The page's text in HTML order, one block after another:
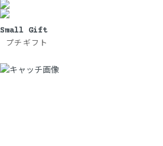
Small Gift
プチギフト